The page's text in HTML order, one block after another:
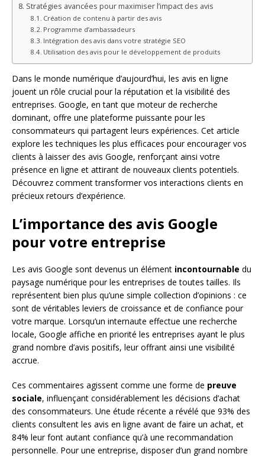
Stratégies avancées pour maximiser l’impact des avis
Création de contenu à partir des avis
Programme d’ambassadeurs
Intégration des avis dans votre stratégie SEO
Utilisation des avis pour le développement de produits
Dans le monde numérique d’aujourd’hui, les avis en ligne
jouent un rôle crucial pour la réputation et la visibilité des
entreprises. Google, en tant que moteur de recherche
dominant, offre une plateforme puissante pour les
consommateurs qui partagent leurs expériences. Cet article
explore les techniques les plus efficaces pour encourager vos
clients à laisser des avis Google, renforçant ainsi votre
présence en ligne et attirant de nouveaux clients potentiels.
Découvrez comment transformer vos interactions clients en
précieux retours d’expérience.
L’importance des avis Google
pour votre entreprise
Les avis Google sont devenus un élément incontournable du
paysage numérique pour les entreprises de toutes tailles. Ils
représentent bien plus qu’une simple collection d’opinions : ce
sont de véritables leviers de croissance et de confiance pour
votre marque. Lorsqu’un internaute effectue une recherche
locale, Google affiche en priorité les entreprises ayant le plus
grand nombre d’avis positifs, leur offrant ainsi une visibilité
accrue.
Ces commentaires agissent comme une forme de preuve
sociale, influençant considérablement les décisions d’achat
des consommateurs. Une étude récente a révélé que 93% des
clients consultent les avis en ligne avant de faire un achat, et
84% leur font autant confiance qu’à une recommandation
personnelle. Pour une entreprise, disposer d’un grand nombre